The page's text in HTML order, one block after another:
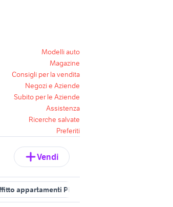
Modelli auto
Magazine
Consigli per la vendita
Negozi e Aziende
Subito per le Aziende
Assistenza
Ricerche salvate
Preferiti
Vendi
appartamenti Pietramelara